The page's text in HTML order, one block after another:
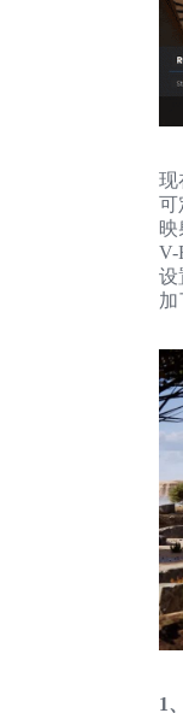
现
可
映
V-
设
加
1